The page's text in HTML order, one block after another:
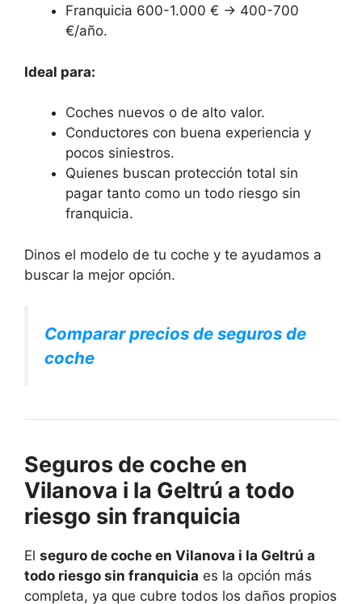
Franquicia 600-1.000 € → 400-700
€/año.
Ideal para:
Coches nuevos o de alto valor.
Conductores con buena experiencia y
pocos siniestros.
Quienes buscan protección total sin
pagar tanto como un todo riesgo sin
franquicia.
Dinos el modelo de tu coche y te ayudamos a
buscar la mejor opción.
Comparar precios de seguros de
coche
Seguros de coche en
Vilanova i la Geltrú a todo
riesgo sin franquicia
El seguro de coche en Vilanova i la Geltrú a
todo riesgo sin franquicia es la opción más
completa, ya que cubre todos los daños propios